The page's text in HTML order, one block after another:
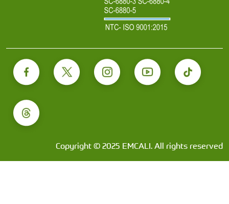
Copyright © 2025 EMCALI. All rights reserved